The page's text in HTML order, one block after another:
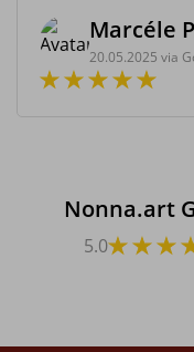
Marcéle
20.05.2025 via
Nonna.art
5.0